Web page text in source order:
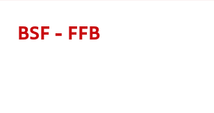
BSF - FFB